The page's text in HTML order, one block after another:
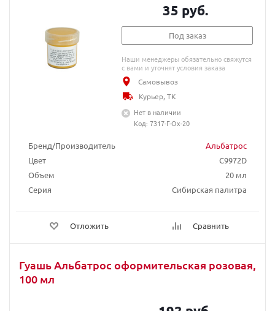
Бренд/Производитель
Альбатрос
Цвет
C9972D
Объем
20 мл
Серия
Сибирская палитра
Отложить Сравнить
35 руб.
Под заказ
Наши менеджеры обязательно свяжутся
с вами и уточнят условия заказа
Самовывоз
Курьер, ТК
Нет в наличии
Код: 7317-Г-Ох-20
Гуашь Альбатрос оформительская розовая,
100 мл